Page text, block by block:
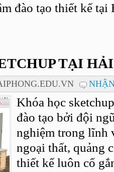
đào tạo thiết kế tại
TẠI
Khóa học
đào tạo bởi đội
nghiệm trong lĩnh
ngoại thất, quảng
thiết kế luôn cố